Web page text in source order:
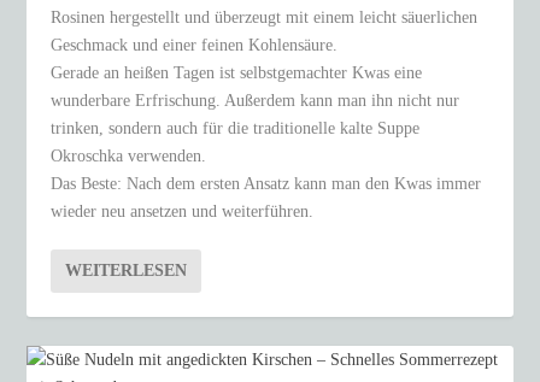
Rosinen hergestellt und überzeugt mit einem leicht säuerlichen
Geschmack und einer feinen Kohlensäure.
Gerade an heißen Tagen ist selbstgemachter Kwas eine
wunderbare Erfrischung. Außerdem kann man ihn nicht nur
trinken, sondern auch für die traditionelle kalte Suppe
Okroschka verwenden.
Das Beste: Nach dem ersten Ansatz kann man den Kwas immer
wieder neu ansetzen und weiterführen.
WEITERLESEN